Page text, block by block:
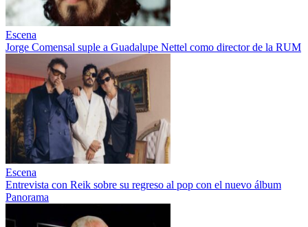
Escena
Jorge Comensal suple a Guadalupe Nettel como director de la RUM
Escena
Entrevista con Reik sobre su regreso al pop con el nuevo álbum
Panorama